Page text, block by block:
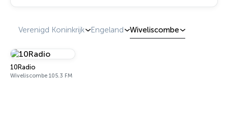
Verenigd Koninkrijk Engeland Wiveliscombe
10Radio
Wiveliscombe 105.3 FM